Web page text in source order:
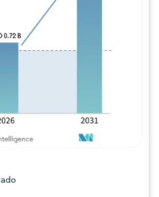
Imagem © Mordor Intelligence. O reuso